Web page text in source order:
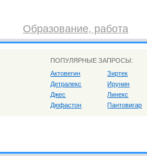
Образование, работа
ПОПУЛЯРНЫЕ ЗАПРОСЫ:
Актовегин
Детралекс
Джес
Дюфастон
Зиртек
Ирунин
Линекс
Пантовигар